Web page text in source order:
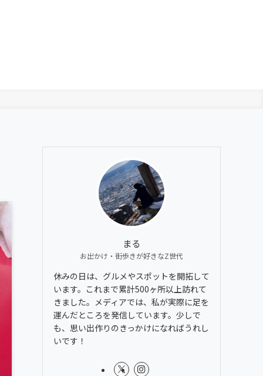
まる
お出かけ・街歩きが好きなZ世代
休みの日は、グルメやスポットを開拓して
います。これまで累計500ヶ所以上訪れて
きました。メディアでは、私が実際に足を
運んだところを発信しています。少しで
も、思い出作りのきっかけになればうれし
いです！